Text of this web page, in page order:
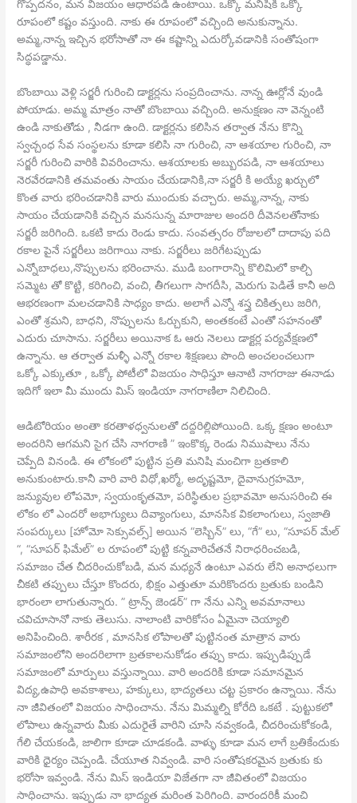
గొప్పదనం, మన విజయం ఆధారపడి ఉంటాయి. ఒక్కో మనిషికి ఒక్కో
రూపంలో కష్టం వస్తుంది. నాకు ఈ రూపంలో వచ్చింది అనుకున్నాను.
అమ్మ,నాన్న ఇచ్చిన భరోసాతో నా ఈ కష్టాన్ని ఎదుర్కోవడానికి సంతోషంగా
సిద్ధపడ్డాను.
బొంబాయి వెళ్లి సర్జరీ గురించి డాక్టర్లను సంప్రదించాను. నాన్న ఊర్లోనే వుండి
పోయాడు. అమ్మ మాత్రం నాతో బొంబాయి వచ్చింది. అనుక్షణం నా వెన్నంటి
ఉండి నాకుతోడు , నీడగా ఉంది. డాక్టర్లను కలిసిన తర్వాత నేను కొన్ని
స్వచ్చంధ సేవ సంస్థలను కూడా కలిసి నా గురించి, నా ఆశయాల గురించి, నా
సర్జరీ గురించి వారికి వివరించాను. ఆశయాలకు అబ్బురపడి, నా ఆశయాలు
నెరవేరడానికి తమవంతు సాయం చేయడానికి,నా సర్జరీ కి అయ్యే ఖర్చులో
కొంత వారు భరించడానికి వారు ముందుకు వచ్చారు. అమ్మ,నాన్న, నాకు
సాయం చేయడానికి వచ్చిన మనసున్న మారాజుల అందరి దీవెనలతోనాకు
సర్జరీ జరిగింది. ఒకటి కాదు రెండు కాదు. సంవత్సరం రోజులలో దాదాపు పది
రకాల పైనే సర్జరీలు జరిగాయి నాకు. సర్జరీలు జరిగేటప్పుడు
ఎన్నోబాధలు,నొప్పులను భరించాను. ముడి బంగారాన్ని కొలిమిలో కాల్చి
సమ్మెట తో కొట్టి, కరిగించి, వంచి, తీగలుగా సాగదీసి, మెరుగు పెడితే కానీ అది
ఆభరణంగా మలచడానికి సాధ్యం కాదు. అలాగే ఎన్నో శస్త్ర చికిత్సలు జరిగి,
ఎంతో శ్రమని, బాధని, నొప్పులను ఓర్చుకుని, అంతకంటే ఎంతో సహనంతో
ఎదురు చూసాను. సర్జరీలు అయినాక ఓ ఆరు నెలలు డాక్టర్ల పర్యవేక్షణలో
ఉన్నాను. ఆ తర్వాత మళ్ళీ ఎన్నో రకాల శిక్షణలు పొంది అంచలంచలుగా
ఒక్కో ఎక్కుతూ , ఒక్కో పోటీలో విజయం సాధిస్తూ ఆనాటి నాగరాజు ఈనాడు
ఇదిగో ఇలా మీ ముందు మిస్ ఇండియా నాగరాణిలా నిలిచింది.
ఆడిటోరియం అంతా కరతాళధ్వనులతో దద్దరిల్లిపోయింది. ఒక్క క్షణం అంటూ
అందరిని ఆగమని సైగ చేసి నాగరాణి ” ఇంకొక్క రెండు నిముషాలు నేను
చెప్పేది వినండి. ఈ లోకంలో పుట్టిన ప్రతి మనిషి మంచిగా బ్రతకాలి
అనుకుంటారు.కానీ వారి వారి విధో,ఖర్మో, అదృష్టమో, దైవానుగ్రహమో,
జన్యువుల లోపమో, స్వయంకృతమో, పరిస్థితుల ప్రభావమో అనుసరించి ఈ
లోకం లో ఎందరో అభాగ్యులు దివ్యాంగులు, మానసిక వికలాంగులు, స్వజాతి
సంపర్కులు [హోమో సెక్సువల్స్] అయిన “లెస్బిన్” లు, “గే” లు, “సూపర్ మేల్
“, “సూపర్ ఫిమేల్” ల రూపంలో పుట్టి కన్నవారిచేతనే నిరాధరించబడి,
సమాజం చేత చీదరించుకోబడి, మన మధ్యనే ఉంటూ ఎవరు లేని అనాధలుగా
చీకటి తప్పులు చేస్తూ కొందరు, భిక్షం ఎత్తుతూ మరికొందరు బ్రతుకు బండిని
భారంలా లాగుతున్నారు. ” ట్రాన్స్ జెండర్” గా నేను ఎన్ని అవమానాలు
చవిచూసానో నాకు తెలుసు. నాలాంటి వారికోసం ఏమైనా చెయ్యాలి
అనిపించింది. శారీరక , మానసిక లోపాలతో పుట్టినంత మాత్రాన వారు
సమాజంలోని అందరిలాగా బ్రతకాలనుకోడం తప్పు కాదు. ఇప్పుడిప్పుడే
సమాజంలో మార్పులు వస్తున్నాయి. వారి అందరికి కూడా సమానమైన
విద్య,ఉపాధి అవకాశాలు, హక్కులు, భాద్యతలు చట్ట ప్రకారం ఉన్నాయి. నేను
నా జీవితంలో విజయం సాధించాను. నేను మిమ్మల్ని కోరేది ఒకటే . పుట్టుకలో
లోపాలు ఉన్నవారు మీకు ఎదురైతే వారిని చూసి నవ్వకండి, చీదరించుకోకండి,
గేలి చేయకండి, జాలిగా కూడా చూడకండి. వాళ్ళు కూడా మన లాగే బ్రతికేందుకు
వారికి ధైర్యం చెప్పండి. చేయూత నివ్వండి. వారి సంతోషకరమైన బ్రతుకు కు
భరోసా ఇవ్వండి. నేను మిస్ ఇండియా విజేతగా నా జీవితంలో విజయం
సాధించాను. ఇప్పుడు నా భాద్యత మరింత పెరిగింది. వారందరికీ మంచి